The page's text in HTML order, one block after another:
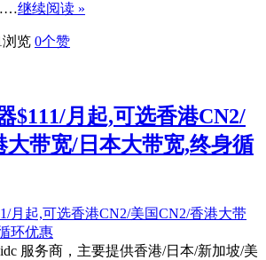
继续阅读 »
浏览 0个赞
$111/月起,可选香港CN2/
大带宽/日本大带宽,终身循
服务商，主要提供香港/日本/新加坡/美